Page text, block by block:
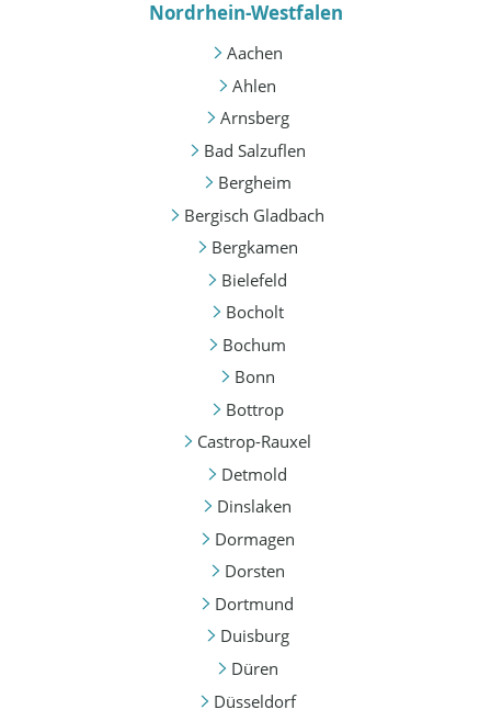
Nordrhein-Westfalen
Aachen
Ahlen
Arnsberg
Bad Salzuflen
Bergheim
Bergisch Gladbach
Bergkamen
Bielefeld
Bocholt
Bochum
Bonn
Bottrop
Castrop-Rauxel
Detmold
Dinslaken
Dormagen
Dorsten
Dortmund
Duisburg
Düren
Düsseldorf